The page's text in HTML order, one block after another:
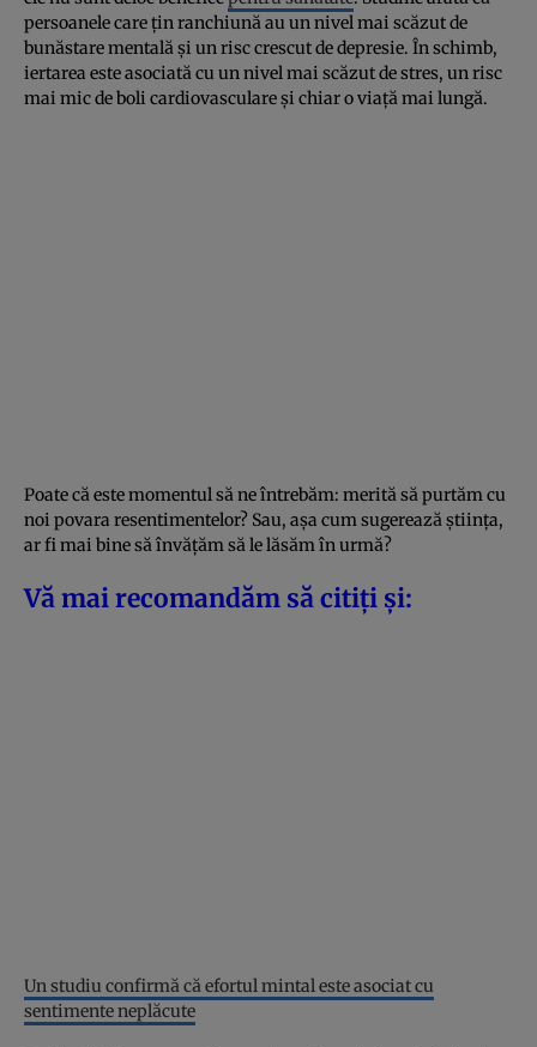
persoanele care țin ranchiună au un nivel mai scăzut de
bunăstare mentală și un risc crescut de depresie. În schimb,
iertarea este asociată cu un nivel mai scăzut de stres, un risc
mai mic de boli cardiovasculare și chiar o viață mai lungă.
Poate că este momentul să ne întrebăm: merită să purtăm cu
noi povara resentimentelor? Sau, așa cum sugerează știința,
ar fi mai bine să învățăm să le lăsăm în urmă?
Vă mai recomandăm să citiți și:
Un studiu confirmă că efortul mintal este asociat cu
sentimente neplăcute